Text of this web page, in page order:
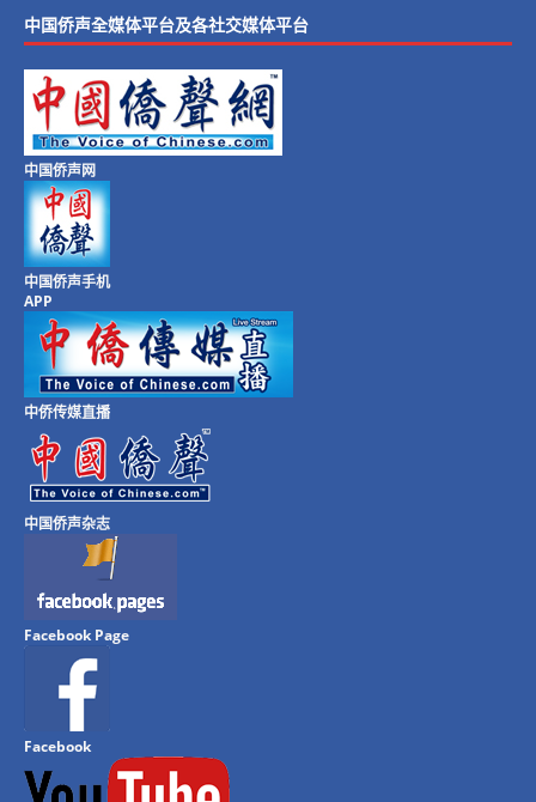
中国侨声全媒体平台及各社交媒体平台
中国侨声网
中国侨声手机
APP
中侨传媒直播
中国侨声杂志
Facebook Page
Facebook